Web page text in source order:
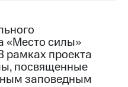
«Место силы»
рамках проекта
посвященные
заповедным